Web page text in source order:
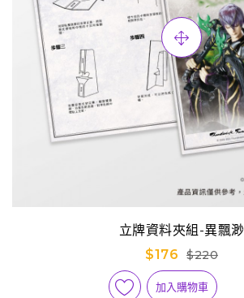
立牌資料夾組-異飄渺
$176
$220
加入購物車